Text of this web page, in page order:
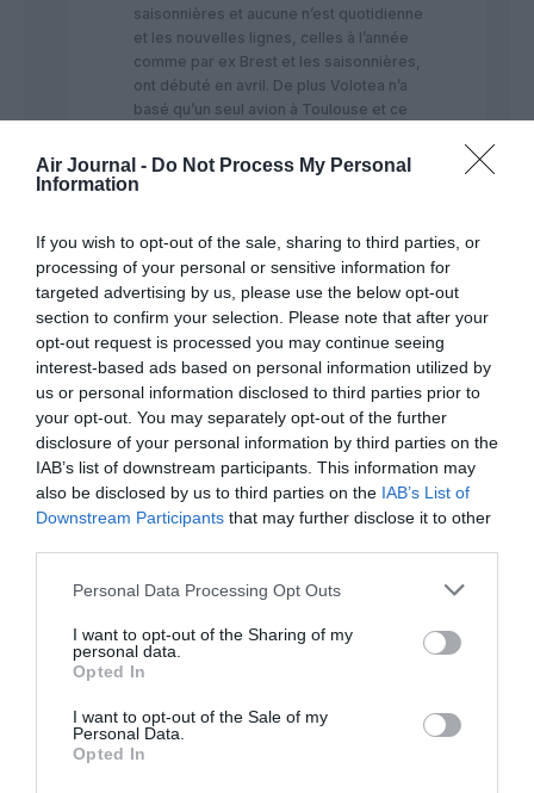
Air Journal - Do Not Process My Personal
Information
If you wish to opt-out of the sale, sharing to third parties, or
processing of your personal or sensitive information for
targeted advertising by us, please use the below opt-out
section to confirm your selection. Please note that after your
opt-out request is processed you may continue seeing
interest-based ads based on personal information utilized by
us or personal information disclosed to third parties prior to
your opt-out. You may separately opt-out of the further
disclosure of your personal information by third parties on the
IAB’s list of downstream participants. This information may
also be disclosed by us to third parties on the IAB’s List of
Downstream Participants that may further disclose it to other
Personal Data Processing Opt Outs
I want to opt-out of the Sharing of my
personal data.
Opted In
I want to opt-out of the Sale of my
Personal Data.
Opted In
saisonnières et aucune n’est quotidienne
et les nouvelles lignes, celles à l’année
comme par ex Brest et les saisonnières,
ont débuté en avril. De plus Volotea n’a
basé qu’un seul avion à Toulouse et ce
de quoi grimper au rideau mais pas
mauvais non plus. De toute façon si
avion en 2017 et n’hésiterait pas à fermer
des lignes (par ex comme Nantes-Metz
Nancy arrêté après guère plus de 6 mois
le début de la mise en service)… et pour le
moment ce n’est manifestement pas le
projet de Volotea pour TLS … même si
pour certaines lignes ça va être dur
(concurrence Vueling, RYR et/ou EZY sur
certaines lignes)
RÉPONDRE
Inukshuka commenté :
23 février 2017 - 18 h
“Faire le point” est une pratique qui se développe,
ça permet de se faire une pub gratuite toutes les
À voir Hop! qui fait un communiqué presque
quotidien tour à tour pour chacune des villes de